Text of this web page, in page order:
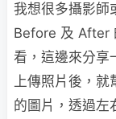
我想很多攝影師
Before 及 After
看，這邊來分享
上傳照片後，
的圖片，透過左